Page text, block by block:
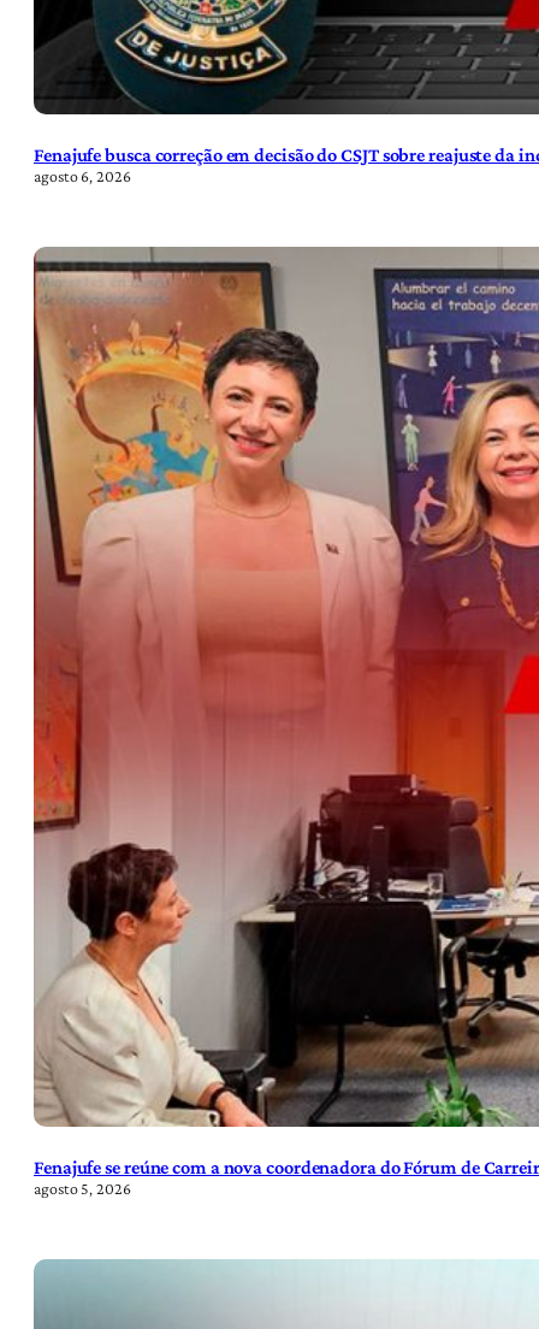
Fenajufe busca correção em decisão do CSJT sobre reajuste da
agosto 6, 2026
Fenajufe se reúne com a nova coordenadora do Fórum de
agosto 5, 2026